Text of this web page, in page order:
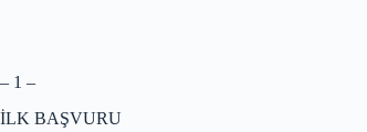
– 1 –
İLK BAŞVURU